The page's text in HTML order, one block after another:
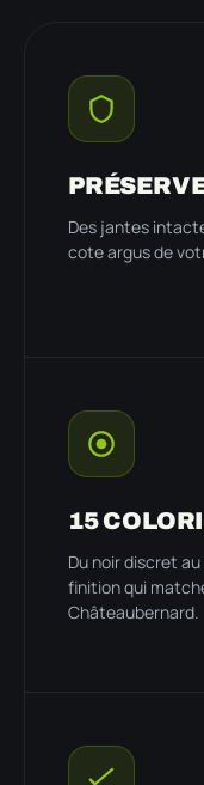
Des jantes
cote argus de
15
Du noir discret
finition qui
Châteaubernard.